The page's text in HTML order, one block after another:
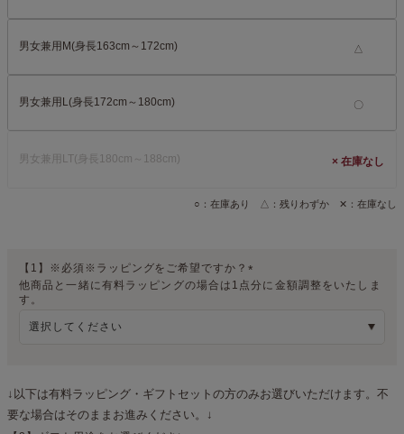
【1】※必須※ラッピングをご希望ですか？
(
他商品と一緒に有料ラッピングの場合は1点分に金額調整をいたしま
す。
↓以下は有料ラッピング・ギフトセットの方のみお選びいただけます。不
要な場合はそのままお進みください。↓
男女兼用M(身長163cm～172cm) △
男女兼用L(身長172cm～180cm)
男女兼用LT(身長180cm～188cm) ×
○：在庫あり △：残りわずか ✕：在庫なし